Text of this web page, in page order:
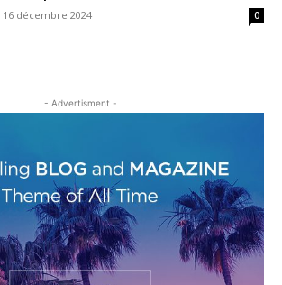
16 décembre 2024 0
- Advertisment -